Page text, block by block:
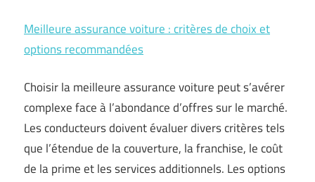
Meilleure assurance voiture : critères de choix et
options recommandées
Choisir la meilleure assurance voiture peut s’avérer
complexe face à l’abondance d’offres sur le marché.
Les conducteurs doivent évaluer divers critères tels
que l’étendue de la couverture, la franchise, le coût
de la prime et les services additionnels. Les options